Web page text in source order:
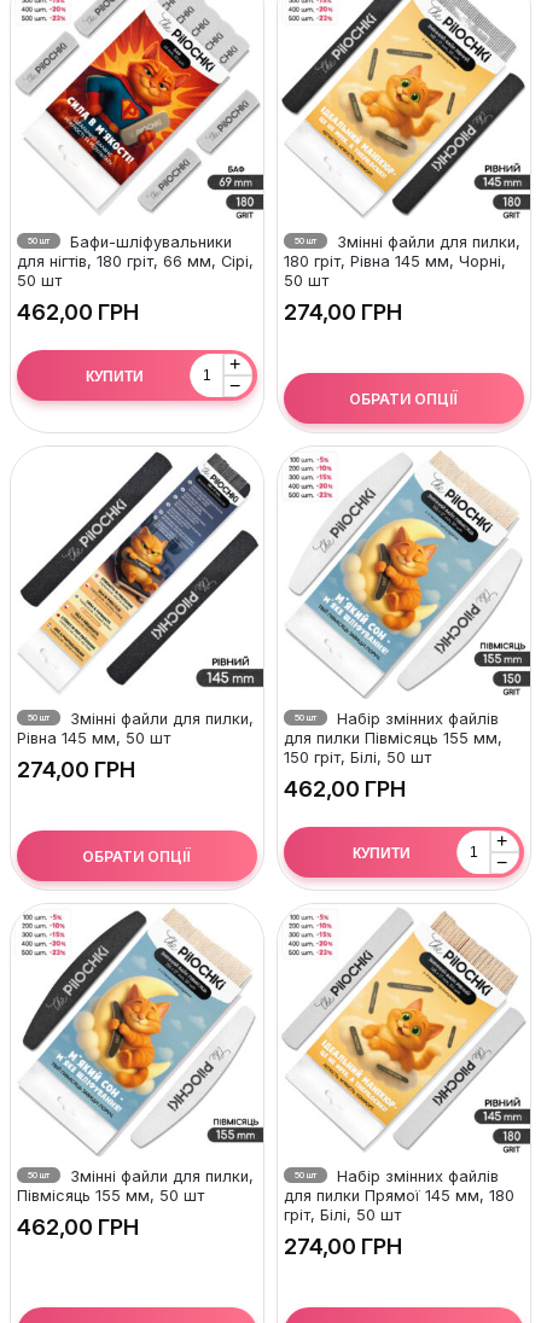
50 шт
Бафи-шліфувальники
для нігтів, 180 гріт, 66 мм, Сірі,
50 шт
ГРН
+
−
КУПИТИ
50 шт
Змінні файли для пилки,
180 гріт, Рівна 145 мм, Чорні,
50 шт
ГРН
ОБРАТИ ОПЦІЇ
50 шт
Змінні файли для пилки,
Рівна 145 мм, 50 шт
ГРН
ОБРАТИ ОПЦІЇ
50 шт
Набір змінних файлів
для пилки Півмісяць 155 мм,
150 гріт, Білі, 50 шт
ГРН
+
−
КУПИТИ
50 шт
Змінні файли для пилки,
Півмісяць 155 мм, 50 шт
ГРН
50 шт
Набір змінних файлів
для пилки Прямої 145 мм, 180
гріт, Білі, 50 шт
ГРН